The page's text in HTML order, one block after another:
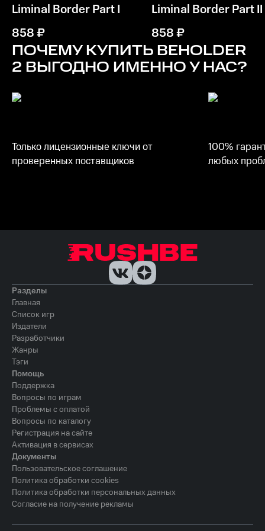
3.1 GHz
Память
4 GB
4 GB
Liminal Border Part I
858₽
Liminal Border Part II
858₽
ПОЧЕМУ КУПИТЬ BEHOLDER
2 ВЫГОДНО ИМЕННО У НАС?
Только лицензионные ключи от
проверенных поставщиков
100%
любых
Разделы
Главная
Список игр
Издатели
Разработчики
Жанры
Тэги
Помощь
Поддержка
Вопросы по играм
Проблемы с оплатой
Вопросы по каталогу
Регистрация на сайте
Активация в сервисах
Документы
Пользовательское соглашение
Политика обработки cookies
Политика обработки персональных данных
Согласие на получение рекламы